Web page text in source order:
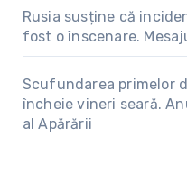
Rusia susține că
fost o înscenare.
Scufundarea primelor
încheie vineri seară.
al Apărării